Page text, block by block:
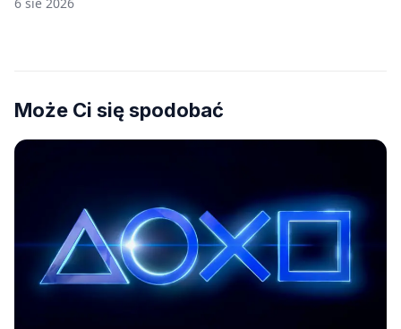
Może Ci się spodobać